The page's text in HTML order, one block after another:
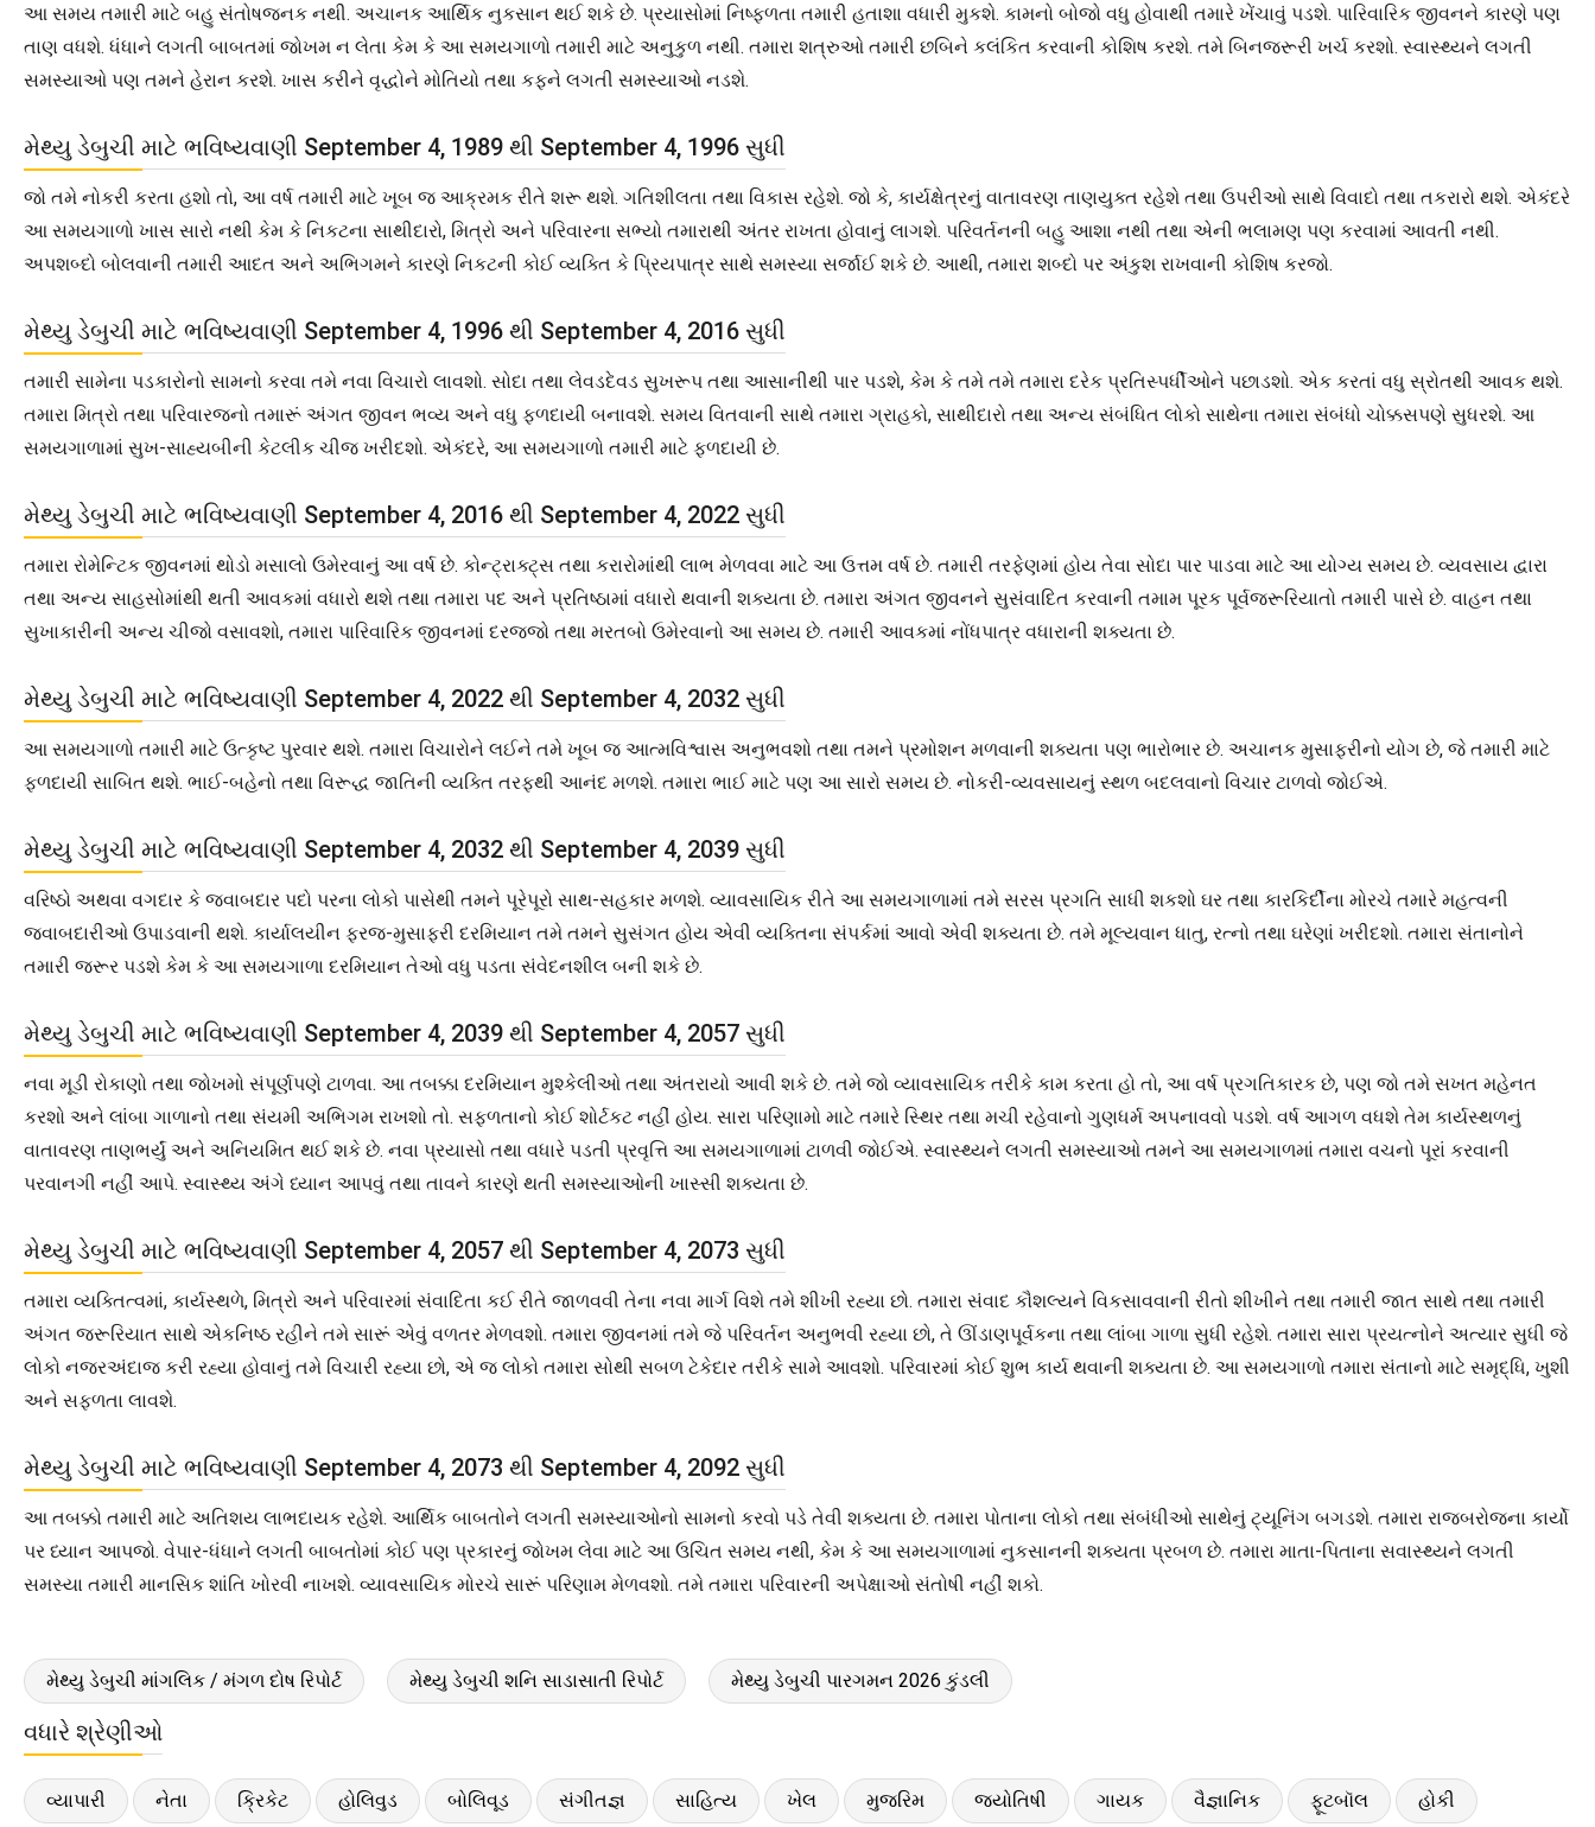
આ સમય તમારી માટે બહુ સંતોષજનક નથી. અચાનક આર્થિક નુકસાન થઈ શકે છે. પ્રયાસોમાં નિષ્ફળતા તમારી હતાશા વધારી મુકશે. કામનો બોજો વધુ હોવાથી તમારે ખેંચાવું પડશે. પારિવારિક જીવનને કારણે પણ
તાણ વધશે. ધંધાને લગતી બાબતમાં જોખમ ન લેતા કેમ કે આ સમયગાળો તમારી માટે અનુકુળ નથી. તમારા શત્રુઓ તમારી છબિને કલંકિત કરવાની કોશિષ કરશે. તમે બિનજરૂરી ખર્ચ કરશો. સ્વાસ્થ્યને લગતી
સમસ્યાઓ પણ તમને હેરાન કરશે. ખાસ કરીને વૃદ્ધોને મોતિયો તથા કફને લગતી સમસ્યાઓ નડશે.
મેથ્યુ ડેબુચી માટે ભવિષ્યવાણી September 4, 1989 થી September 4, 1996 સુધી
જો તમે નોકરી કરતા હશો તો, આ વર્ષ તમારી માટે ખૂબ જ આક્રમક રીતે શરૂ થશે. ગતિશીલતા તથા વિકાસ રહેશે. જો કે, કાર્યક્ષેત્રનું વાતાવરણ તાણયુક્ત રહેશે તથા ઉપરીઓ સાથે વિવાદો તથા તકરારો થશે. એકંદરે
આ સમયગાળો ખાસ સારો નથી કેમ કે નિકટના સાથીદારો, મિત્રો અને પરિવારના સભ્યો તમારાથી અંતર રાખતા હોવાનું લાગશે. પરિવર્તનની બહુ આશા નથી તથા એની ભલામણ પણ કરવામાં આવતી નથી.
અપશબ્દો બોલવાની તમારી આદત અને અભિગમને કારણે નિકટની કોઈ વ્યક્તિ કે પ્રિયપાત્ર સાથે સમસ્યા સર્જાઈ શકે છે. આથી, તમારા શબ્દો પર અંકુશ રાખવાની કોશિષ કરજો.
મેથ્યુ ડેબુચી માટે ભવિષ્યવાણી September 4, 1996 થી September 4, 2016 સુધી
તમારી સામેના પડકારોનો સામનો કરવા તમે નવા વિચારો લાવશો. સોદા તથા લેવડદેવડ સુખરૂપ તથા આસાનીથી પાર પડશે, કેમ કે તમે તમે તમારા દરેક પ્રતિસ્પર્ધીઓને પછાડશો. એક કરતાં વધુ સ્રોતથી આવક થશે.
તમારા મિત્રો તથા પરિવારજનો તમારૂં અંગત જીવન ભવ્ય અને વધુ ફળદાયી બનાવશે. સમય વિતવાની સાથે તમારા ગ્રાહકો, સાથીદારો તથા અન્ય સંબંધિત લોકો સાથેના તમારા સંબંધો ચોક્કસપણે સુધરશે. આ
સમયગાળામાં સુખ-સાહ્યબીની કેટલીક ચીજ ખરીદશો. એકંદરે, આ સમયગાળો તમારી માટે ફળદાયી છે.
મેથ્યુ ડેબુચી માટે ભવિષ્યવાણી September 4, 2016 થી September 4, 2022 સુધી
તમારા રોમેન્ટિક જીવનમાં થોડો મસાલો ઉમેરવાનું આ વર્ષ છે. કોન્ટ્રાક્ટ્સ તથા કરારોમાંથી લાભ મેળવવા માટે આ ઉત્તમ વર્ષ છે. તમારી તરફેણમાં હોય તેવા સોદા પાર પાડવા માટે આ યોગ્ય સમય છે. વ્યવસાય દ્વારા
તથા અન્ય સાહસોમાંથી થતી આવકમાં વધારો થશે તથા તમારા પદ અને પ્રતિષ્ઠામાં વધારો થવાની શક્યતા છે. તમારા અંગત જીવનને સુસંવાદિત કરવાની તમામ પૂરક પૂર્વજરૂરિયાતો તમારી પાસે છે. વાહન તથા
સુખાકારીની અન્ય ચીજો વસાવશો, તમારા પારિવારિક જીવનમાં દરજ્જો તથા મરતબો ઉમેરવાનો આ સમય છે. તમારી આવકમાં નોંધપાત્ર વધારાની શક્યતા છે.
મેથ્યુ ડેબુચી માટે ભવિષ્યવાણી September 4, 2022 થી September 4, 2032 સુધી
આ સમયગાળો તમારી માટે ઉત્કૃષ્ટ પુરવાર થશે. તમારા વિચારોને લઈને તમે ખૂબ જ આત્મવિશ્વાસ અનુભવશો તથા તમને પ્રમોશન મળવાની શક્યતા પણ ભારોભાર છે. અચાનક મુસાફરીનો યોગ છે, જે તમારી માટે
ફળદાયી સાબિત થશે. ભાઈ-બહેનો તથા વિરૂદ્ધ જાતિની વ્યક્તિ તરફથી આનંદ મળશે. તમારા ભાઈ માટે પણ આ સારો સમય છે. નોકરી-વ્યવસાયનું સ્થળ બદલવાનો વિચાર ટાળવો જોઈએ.
મેથ્યુ ડેબુચી માટે ભવિષ્યવાણી September 4, 2032 થી September 4, 2039 સુધી
વરિષ્ઠો અથવા વગદાર કે જવાબદાર પદો પરના લોકો પાસેથી તમને પૂરેપૂરો સાથ-સહકાર મળશે. વ્યાવસાયિક રીતે આ સમયગાળામાં તમે સરસ પ્રગતિ સાધી શકશો ઘર તથા કારકિર્દીના મોરચે તમારે મહત્વની
જવાબદારીઓ ઉપાડવાની થશે. કાર્યાલયીન ફરજ-મુસાફરી દરમિયાન તમે તમને સુસંગત હોય એવી વ્યક્તિના સંપર્કમાં આવો એવી શક્યતા છે. તમે મૂલ્યવાન ધાતુ, રત્નો તથા ઘરેણાં ખરીદશો. તમારા સંતાનોને
તમારી જરૂર પડશે કેમ કે આ સમયગાળા દરમિયાન તેઓ વધુ પડતા સંવેદનશીલ બની શકે છે.
મેથ્યુ ડેબુચી માટે ભવિષ્યવાણી September 4, 2039 થી September 4, 2057 સુધી
નવા મૂડી રોકાણો તથા જોખમો સંપૂર્ણપણે ટાળવા. આ તબક્કા દરમિયાન મુશ્કેલીઓ તથા અંતરાયો આવી શકે છે. તમે જો વ્યાવસાયિક તરીકે કામ કરતા હો તો, આ વર્ષ પ્રગતિકારક છે, પણ જો તમે સખત મહેનત
કરશો અને લાંબા ગાળાનો તથા સંયમી અભિગમ રાખશો તો. સફળતાનો કોઈ શોર્ટકટ નહીં હોય. સારા પરિણામો માટે તમારે સ્થિર તથા મચી રહેવાનો ગુણધર્મ અપનાવવો પડશે. વર્ષ આગળ વધશે તેમ કાર્યસ્થળનું
વાતાવરણ તાણભર્યું અને અનિયમિત થઈ શકે છે. નવા પ્રયાસો તથા વધારે પડતી પ્રવૃત્તિ આ સમયગાળામાં ટાળવી જોઈએ. સ્વાસ્થ્યને લગતી સમસ્યાઓ તમને આ સમયગાળમાં તમારા વચનો પૂરાં કરવાની
પરવાનગી નહીં આપે. સ્વાસ્થ્ય અંગે ધ્યાન આપવું તથા તાવને કારણે થતી સમસ્યાઓની ખાસ્સી શક્યતા છે.
મેથ્યુ ડેબુચી માટે ભવિષ્યવાણી September 4, 2057 થી September 4, 2073 સુધી
તમારા વ્યક્તિત્વમાં, કાર્યસ્થળે, મિત્રો અને પરિવારમાં સંવાદિતા કઈ રીતે જાળવવી તેના નવા માર્ગ વિશે તમે શીખી રહ્યા છો. તમારા સંવાદ કૌશલ્યને વિકસાવવાની રીતો શીખીને તથા તમારી જાત સાથે તથા તમારી
અંગત જરૂરિયાત સાથે એકનિષ્ઠ રહીને તમે સારૂં એવું વળતર મેળવશો. તમારા જીવનમાં તમે જે પરિવર્તન અનુભવી રહ્યા છો, તે ઊંડાણપૂર્વકના તથા લાંબા ગાળા સુધી રહેશે. તમારા સારા પ્રયત્નોને અત્યાર સુધી જે
લોકો નજરઅંદાજ કરી રહ્યા હોવાનું તમે વિચારી રહ્યા છો, એ જ લોકો તમારા સોથી સબળ ટેકેદાર તરીકે સામે આવશો. પરિવારમાં કોઈ શુભ કાર્ય થવાની શક્યતા છે. આ સમયગાળો તમારા સંતાનો માટે સમૃદ્ધિ, ખુશી
અને સફળતા લાવશે.
મેથ્યુ ડેબુચી માટે ભવિષ્યવાણી September 4, 2073 થી September 4, 2092 સુધી
આ તબક્કો તમારી માટે અતિશય લાભદાયક રહેશે. આર્થિક બાબતોને લગતી સમસ્યાઓનો સામનો કરવો પડે તેવી શક્યતા છે. તમારા પોતાના લોકો તથા સંબંધીઓ સાથેનું ટ્યૂનિંગ બગડશે. તમારા રાજબરોજના કાર્યો
પર ધ્યાન આપજો. વેપાર-ધંધાને લગતી બાબતોમાં કોઈ પણ પ્રકારનું જોખમ લેવા માટે આ ઉચિત સમય નથી, કેમ કે આ સમયગાળામાં નુકસાનની શક્યતા પ્રબળ છે. તમારા માતા-પિતાના સવાસ્થ્યને લગતી
સમસ્યા તમારી માનસિક શાંતિ ખોરવી નાખશે. વ્યાવસાયિક મોરચે સારૂં પરિણામ મેળવશો. તમે તમારા પરિવારની અપેક્ષાઓ સંતોષી નહીં શકો.
મેથ્યુ ડેબુચી માંગલિક / મંગળ દોષ રિપોર્ટ મેથ્યુ ડેબુચી શનિ સાડાસાતી રિપોર્ટ મેથ્યુ ડેબુચી પારગમન 2026 કુંડલી
વધારે શ્રેણીઓ
વ્યાપારી નેતા ક્રિકેટ હોલિવુડ બોલિવૂડ સંગીતજ્ઞ સાહિત્ય ખેલ મુજરિમ જ્યોતિષી ગાયક વૈજ્ઞાનિક ફૂટબૉલ હોકી